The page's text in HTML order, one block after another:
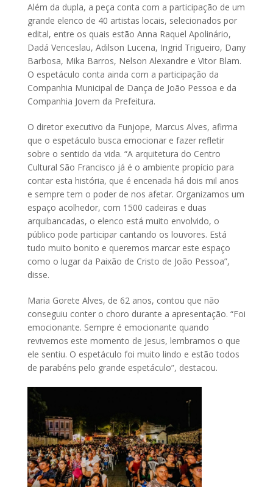
Além da dupla, a peça conta com a participação de um
grande elenco de 40 artistas locais, selecionados por
edital, entre os quais estão Anna Raquel Apolinário,
Dadá Venceslau, Adilson Lucena, Ingrid Trigueiro, Dany
Barbosa, Mika Barros, Nelson Alexandre e Vitor Blam.
O espetáculo conta ainda com a participação da
Companhia Municipal de Dança de João Pessoa e da
Companhia Jovem da Prefeitura.
O diretor executivo da Funjope, Marcus Alves, afirma
que o espetáculo busca emocionar e fazer refletir
sobre o sentido da vida. “A arquitetura do Centro
Cultural São Francisco já é o ambiente propício para
contar esta história, que é encenada há dois mil anos
e sempre tem o poder de nos afetar. Organizamos um
espaço acolhedor, com 1500 cadeiras e duas
arquibancadas, o elenco está muito envolvido, o
público pode participar cantando os louvores. Está
tudo muito bonito e queremos marcar este espaço
como o lugar da Paixão de Cristo de João Pessoa”,
disse.
Maria Gorete Alves, de 62 anos, contou que não
conseguiu conter o choro durante a apresentação. “Foi
emocionante. Sempre é emocionante quando
revivemos este momento de Jesus, lembramos o que
ele sentiu. O espetáculo foi muito lindo e estão todos
de parabéns pelo grande espetáculo”, destacou.